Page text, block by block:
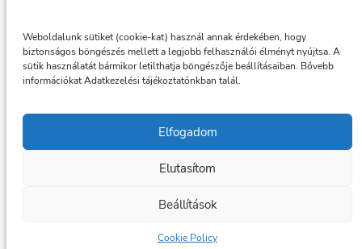
Weboldalunk sütiket (cookie-kat) használ annak érdekében, hogy
biztonságos böngészés mellett a legjobb felhasználói élményt nyújtsa. A
sütik használatát bármikor letilthatja böngészője beállításaiban. Bővebb
információkat Adatkezelési tájékoztatónkban talál.
Elfogadom
Elutasítom
Beállítások
Cookie Policy
Ajándékutalvány
Általános szerződési feltételek
Adatkezelési tájékoztató
Facebook